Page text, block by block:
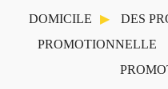
DOMICILE DES
PROMOTIONNELLE